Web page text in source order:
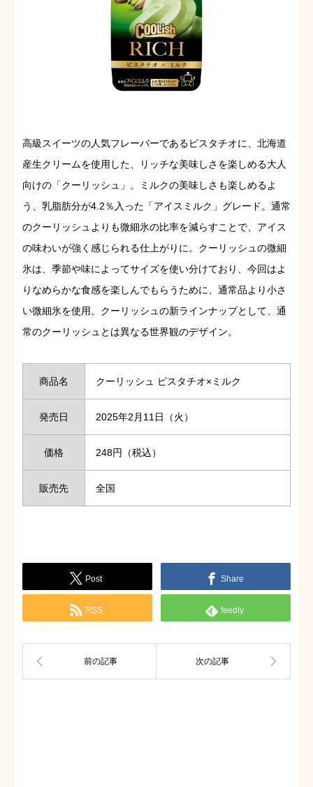
高級スイーツの人気フレーバーであるピスタチオに、北海道
産生クリームを使用した、リッチな美味しさを楽しめる大人
向けの「クーリッシュ」。
ミルクの美味しさも楽しめるよ
う、乳脂肪分が4.2％入った「アイスミルク」グレード。 通常
のクーリッシュよりも微細氷の比率を減らすことで、アイス
の味わいが強く感じられる仕上がりに。 クーリッシュの微細
氷は、季節や味によってサイズを使い分けており、今回はよ
りなめらかな食感を楽しんでもらうために、通常品より小さ
い微細氷を使用。 クーリッシュの新ラインナップとして、通
常のクーリッシュとは異なる世界観のデザイン。
商品名 クーリッシュ ピスタチオ×ミルク
発売日 2025年2月11日（火）
価格 248円（税込）
販売先 全国
Post Share
RSS feedly